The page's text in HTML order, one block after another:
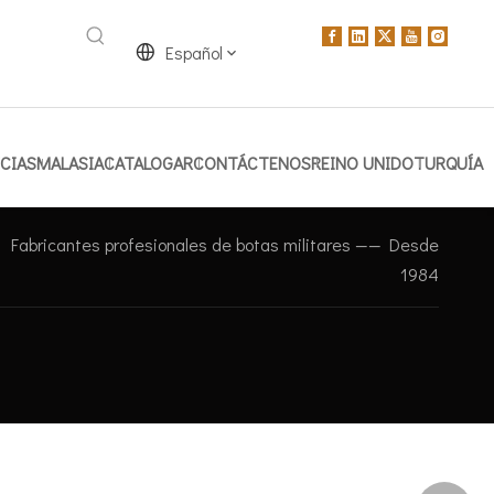
Español
MALASIACATALOGARCONTÁCTENOSREINO UNIDOTURQUÍA
Fabricantes profesionales de botas militares —— Desde
1984